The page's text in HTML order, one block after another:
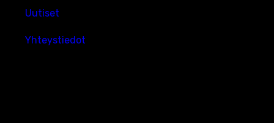
Uutiset
Yhteystiedot